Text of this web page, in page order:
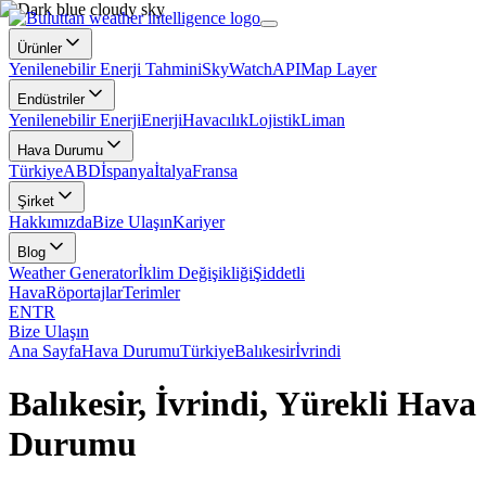
Ürünler
Yenilenebilir Enerji TahminiSkyWatchAPIMap Layer
Endüstriler
Yenilenebilir EnerjiEnerjiHavacılıkLojistikLiman
Hava Durumu
TürkiyeABDİspanyaİtalyaFransa
Şirket
HakkımızdaBize UlaşınKariyer
Blog
Weather Generatorİklim DeğişikliğiŞiddetli
HavaRöportajlarTerimler
ENTR
Bize Ulaşın
Ana SayfaHava DurumuTürkiyeBalıkesirİvrindi
Balıkesir, İvrindi, Yürekli Hava
Durumu